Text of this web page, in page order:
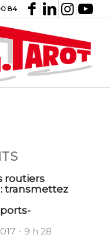
84
routiers
transmettez
- 9 h 28